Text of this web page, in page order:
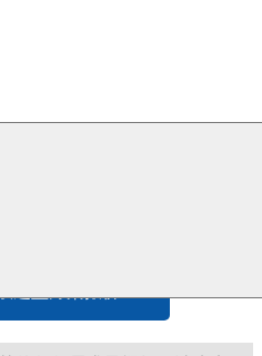
是使制品强化，以达到最终要
烧结是典型的液相烧结过程，
：①低温烧结阶段：即预烧。通
选型方案报价